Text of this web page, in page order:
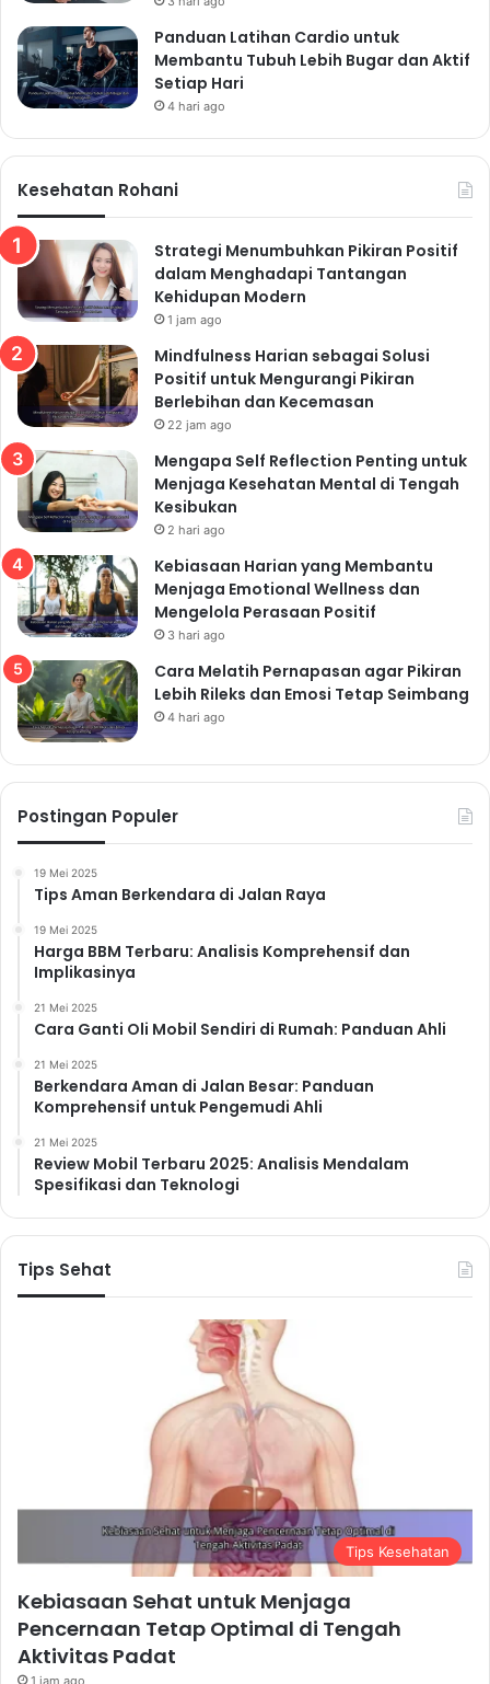
Panduan Latihan Cardio untuk
Membantu Tubuh Lebih Bugar dan Aktif
Setiap Hari
4 hari ago
Kesehatan Rohani
Strategi Menumbuhkan Pikiran Positif
dalam Menghadapi Tantangan
Kehidupan Modern
1 jam ago
Mindfulness Harian sebagai Solusi
Positif untuk Mengurangi Pikiran
Berlebihan dan Kecemasan
22 jam ago
Mengapa Self Reflection Penting untuk
Menjaga Kesehatan Mental di Tengah
Kesibukan
2 hari ago
Kebiasaan Harian yang Membantu
Menjaga Emotional Wellness dan
Mengelola Perasaan Positif
3 hari ago
Cara Melatih Pernapasan agar Pikiran
Lebih Rileks dan Emosi Tetap Seimbang
4 hari ago
Postingan Populer
19 Mei 2025
Tips Aman Berkendara di Jalan Raya
19 Mei 2025
Harga BBM Terbaru: Analisis Komprehensif dan
Implikasinya
21 Mei 2025
Cara Ganti Oli Mobil Sendiri di Rumah: Panduan Ahli
21 Mei 2025
Berkendara Aman di Jalan Besar: Panduan
Komprehensif untuk Pengemudi Ahli
21 Mei 2025
Review Mobil Terbaru 2025: Analisis Mendalam
Spesifikasi dan Teknologi
Tips Sehat
Tips Kesehatan
Kebiasaan Sehat untuk Menjaga
Pencernaan Tetap Optimal di Tengah
Aktivitas Padat
1 jam ago